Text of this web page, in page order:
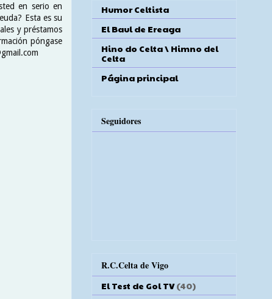
en serio en
Esta es su
y préstamos
póngase
Humor Celtista
El Baul de Ereaga
Hino do Celta \ Himno del
Celta
Página principal
Seguidores
R.C.Celta de Vigo
El Test de Gol TV (40)